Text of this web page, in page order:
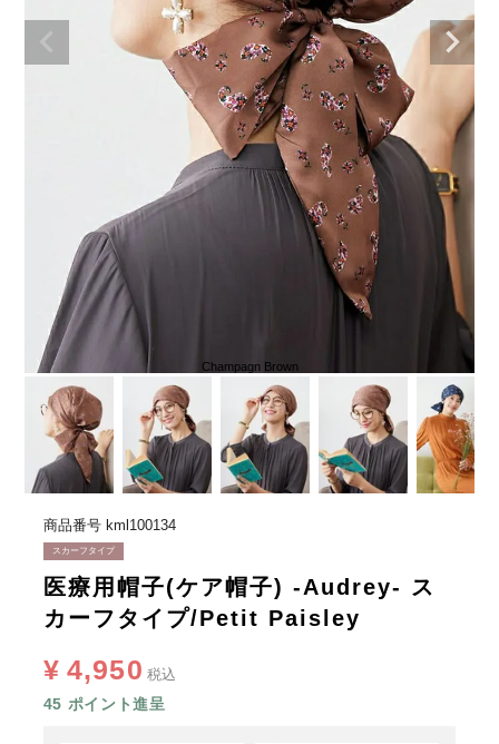
Champagn Brown
商品番号 kml100134
スカーフタイプ
医療用帽子(ケア帽子) -Audrey- ス
カーフタイプ/Petit Paisley
¥ 4,950 税込
45 ポイント進呈